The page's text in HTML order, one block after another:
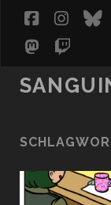
facebook
mastodon
twitch